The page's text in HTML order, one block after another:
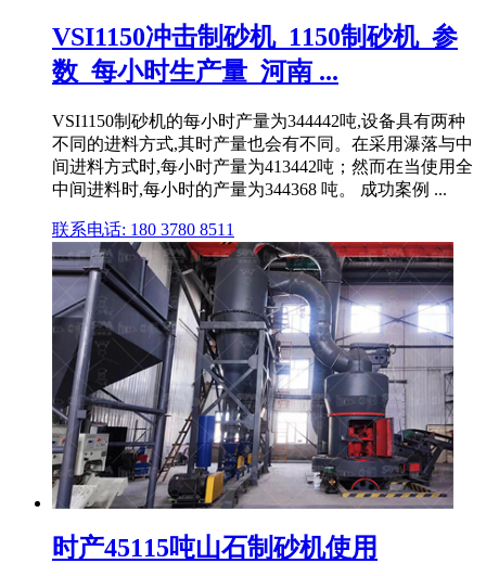
VSI1150冲击制砂机_1150制砂机_参
数_每小时生产量_河南 ...
VSI1150制砂机的每小时产量为344442吨,设备具有两种
不同的进料方式,其时产量也会有不同。在采用瀑落与中
间进料方式时,每小时产量为413442吨；然而在当使用全
中间进料时,每小时的产量为344368 吨。 成功案例 ...
联系电话: 180 3780 8511
时产45115吨山石制砂机使用